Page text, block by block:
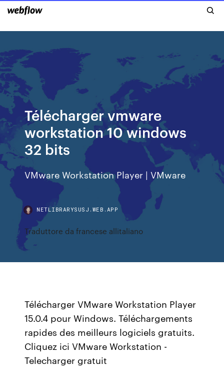
Télécharger vmware
workstation 10 windows
32 bits
VMware Workstation Player | VMware
NETLIBRARYSUSJ.WEB.APP
Traduttore da francese allitaliano
Télécharger VMware Workstation Player
15.0.4 pour Windows. Téléchargements
rapides des meilleurs logiciels gratuits.
Cliquez ici VMware Workstation -
Telecharger gratuit